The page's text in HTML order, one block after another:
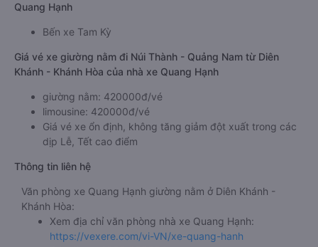
Quang Hạnh
Bến xe Tam Kỳ
Giá vé xe giường nằm đi Núi Thành - Quảng Nam từ Diên
Khánh - Khánh Hòa của nhà xe Quang Hạnh
giường nằm: 420000đ/vé
limousine: 420000đ/vé
Giá vé xe ổn định, không tăng giảm đột xuất trong các
dịp Lễ, Tết cao điểm
Thông tin liên hệ
Văn phòng xe Quang Hạnh giường nằm ở Diên Khánh -
Khánh Hòa:
Xem địa chỉ văn phòng nhà xe Quang Hạnh:
https://vexere.com/vi-VN/xe-quang-hanh